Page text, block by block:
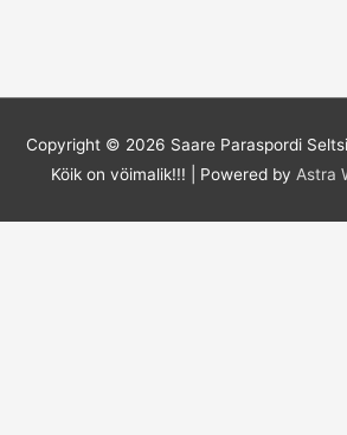
Copyright © 2026 Saare Paraspordi
Köik on vöimalik!!! | Powered by Astra